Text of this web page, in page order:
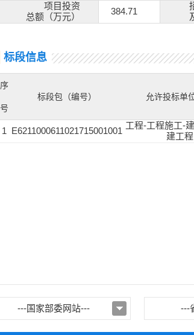
项目投资
总额（万元）
384.71
标段信息
序
号
标段包（编号） 允许投标单
1 E6211000611021715001001
工程-工程施工-
建工程
---国家部委网站--- ---